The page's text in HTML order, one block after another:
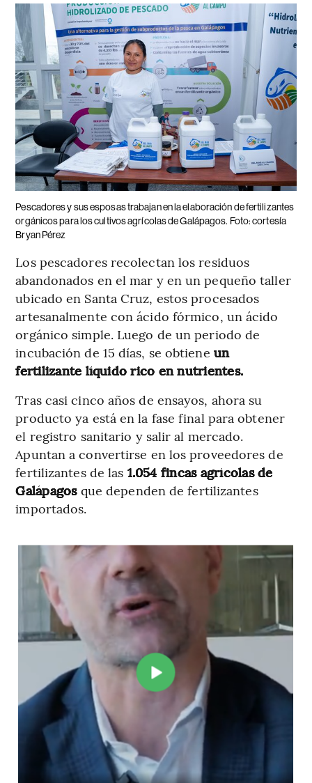
Pescadores y sus esposas trabajan en la elaboración de fertilizantes
orgánicos para los cultivos agrícolas de Galápagos. Foto: cortesía
Bryan Pérez
Los pescadores recolectan los residuos
abandonados en el mar y en un pequeño taller
ubicado en Santa Cruz, estos procesados
artesanalmente con ácido fórmico, un ácido
orgánico simple. Luego de un periodo de
incubación de 15 días, se obtiene un
fertilizante líquido rico en nutrientes.
Tras casi cinco años de ensayos, ahora su
producto ya está en la fase final para obtener
el registro sanitario y salir al mercado.
Apuntan a convertirse en los proveedores de
fertilizantes de las 1.054 fincas agrícolas de
Galápagos que dependen de fertilizantes
importados.